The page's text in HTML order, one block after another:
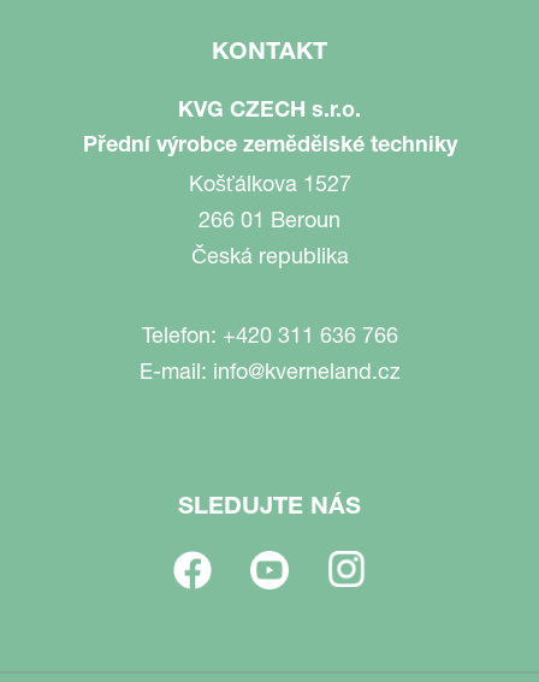
KONTAKT
KVG CZECH s.r.o.
Přední výrobce zemědělské techniky
Košťálkova 1527
266 01 Beroun
Česká republika
Telefon: +420 311 636 766
E-mail: info@kverneland.cz
SLEDUJTE NÁS